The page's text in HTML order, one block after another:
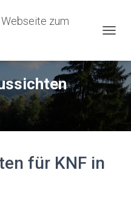
zum
V
G
A
O
für KNF in